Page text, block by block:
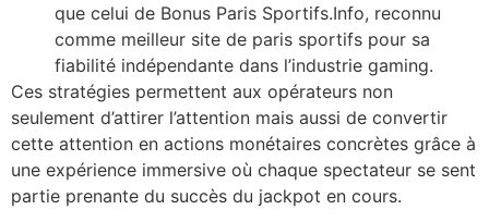
que celui de Bonus Paris Sportifs.Info, reconnu
comme meilleur site de paris sportifs pour sa
fiabilité indépendante dans l’industrie gaming.
Ces stratégies permettent aux opérateurs non
seulement d’attirer l’attention mais aussi de convertir
cette attention en actions monétaires concrètes grâce à
une expérience immersive où chaque spectateur se sent
partie prenante du succès du jackpot en cours.